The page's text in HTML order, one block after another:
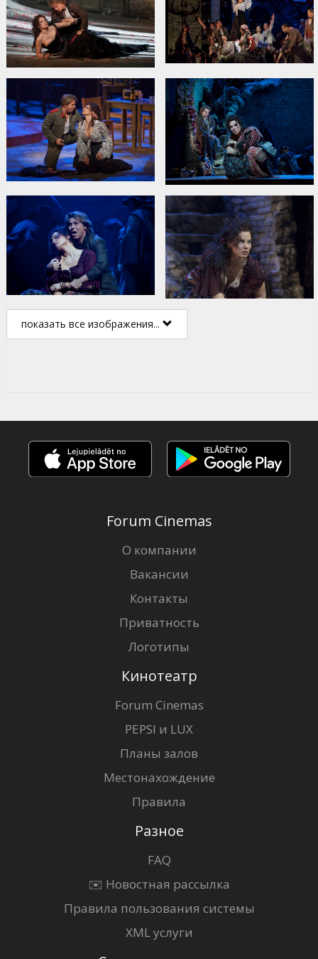
показать все изображения...
Forum Cinemas
О компании
Вакансии
Контакты
Приватность
Логотипы
Кинотеатр
Forum Cinemas
PEPSI и LUX
Планы залов
Местонахождение
Правила
Разное
FAQ
✉️ Новостная рассылка
Правила пользования системы
XML услуги